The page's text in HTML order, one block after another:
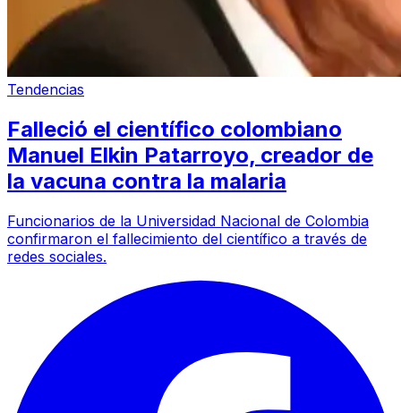
Tendencias
Falleció el científico colombiano
Manuel Elkin Patarroyo, creador de
la vacuna contra la malaria
Funcionarios de la Universidad Nacional de Colombia
confirmaron el fallecimiento del científico a través de
redes sociales.